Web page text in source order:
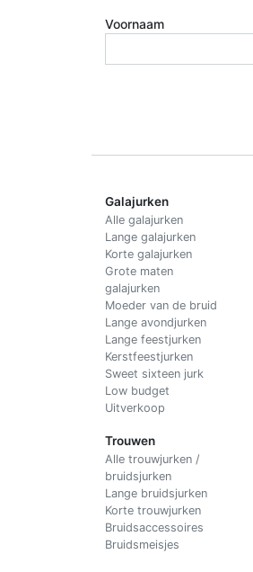
Voornaam
Galajurken
Alle galajurken
Lange galajurken
Korte galajurken
Grote maten
galajurken
Moeder van de bruid
Lange avondjurken
Lange feestjurken
Kerstfeestjurken
Sweet sixteen jurk
Low budget
Uitverkoop
Trouwen
Alle trouwjurken /
bruidsjurken
Lange bruidsjurken
Korte trouwjurken
Bruidsaccessoires
Bruidsmeisjes